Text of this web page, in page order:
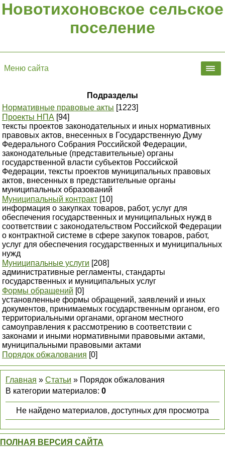
Новотихоновское сельское
поселение
Меню сайта
Подразделы
Нормативные правовые акты [1223]
Проекты НПА [94]
тексты проектов законодательных и иных нормативных
правовых актов, внесенных в Государственную Думу
Федерального Собрания Российской Федерации,
законодательные (представительные) органы
государственной власти субъектов Российской
Федерации, тексты проектов муниципальных правовых
актов, внесенных в представительные органы
муниципальных образований
Муниципальный контракт [10]
информация о закупках товаров, работ, услуг для
обеспечения государственных и муниципальных нужд в
соответствии с законодательством Российской Федерации
о контрактной системе в сфере закупок товаров, работ,
услуг для обеспечения государственных и муниципальных
нужд
Муниципальные услуги [208]
административные регламенты, стандарты
государственных и муниципальных услуг
Формы обращений [0]
установленные формы обращений, заявлений и иных
документов, принимаемых государственным органом, его
территориальными органами, органом местного
самоуправления к рассмотрению в соответствии с
законами и иными нормативными правовыми актами,
муниципальными правовыми актами
Порядок обжалования [0]
Главная » Статьи » Порядок обжалования
В категории материалов: 0
Не найдено материалов, доступных для просмотра
ПОЛНАЯ ВЕРСИЯ САЙТА